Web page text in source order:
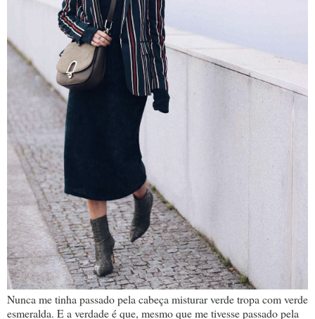
Nunca me tinha passado pela cabeça misturar verde tropa com verde
esmeralda. E a verdade é que, mesmo que me tivesse passado pela